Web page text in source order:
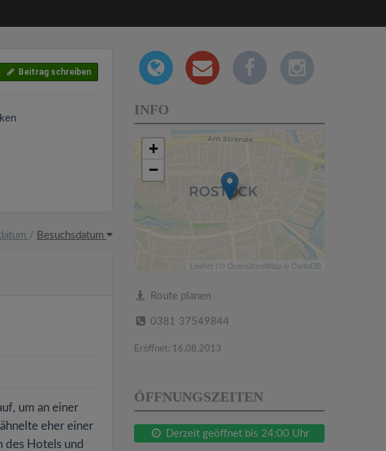
Beitrag schreiben
/ Besuchsdatum
um an einer
eher einer
des Hotels und
INFO
+
−
Leaflet | © OpenStreetMap © CartoDB
Route planen
0381 37549844
Eröffnet: 16.08.2013
ÖFFNUNGSZEITEN
Derzeit geöffnet bis 24:00 Uhr